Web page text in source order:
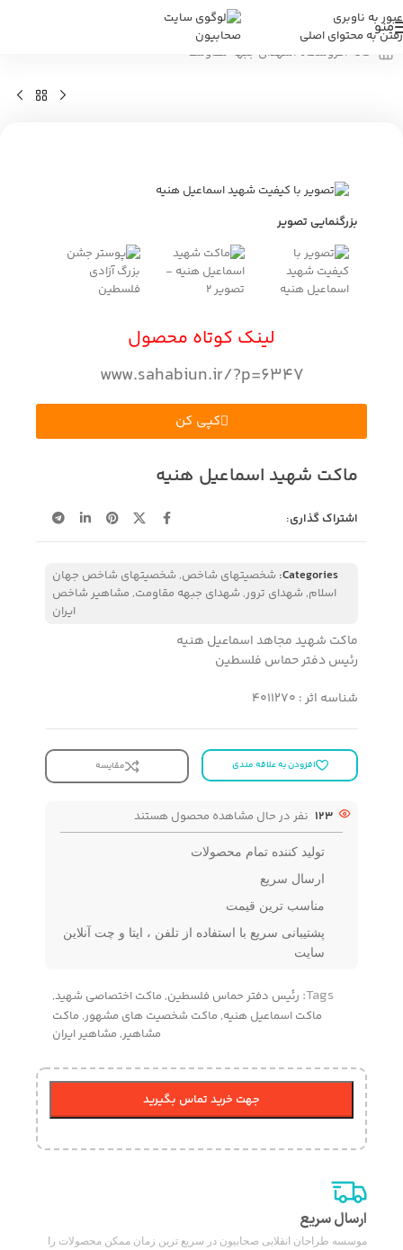
عبور به ناوبری
رفتن به محتوای اصلی
منو
خانه /فروشگاه /شهدای جبهه مقاومت
بزرگنمایی تصویر
لینک کوتاه محصول
www.sahabiun.ir/?p=6347
کپی کن
ماکت شهید اسماعیل هنیه
اشتراک گذاری:
Categories: شخصیتهای شاخص, شخصیتهای شاخص جهان
اسلام, شهدای ترور, شهدای جبهه مقاومت, مشاهیر شاخص
ایران
ماکت شهید مجاهد اسماعیل هنیه
رئیس دفتر حماس فلسطین
شناسه اثر : 4011270
افزودن به علاقه مندی مقایسه
123 نفر در حال مشاهده محصول هستند
تولید کننده تمام محصولات
ارسال سریع
مناسب ترین قیمت
پشتیبانی سریع با استفاده از تلفن ، ایتا و چت آنلاین
سایت
Tags: رئیس دفتر حماس فلسطین, ماکت اختصاصی شهید,
ماکت اسماعیل هنیه, ماکت شخصیت های مشهور, ماکت
مشاهیر, مشاهیر ایران
جهت خرید تماس بگیرید
ارسال سریع
موسسه طراحان انقلابی صحابیون در سریع ترین زمان ممکن محصولات را